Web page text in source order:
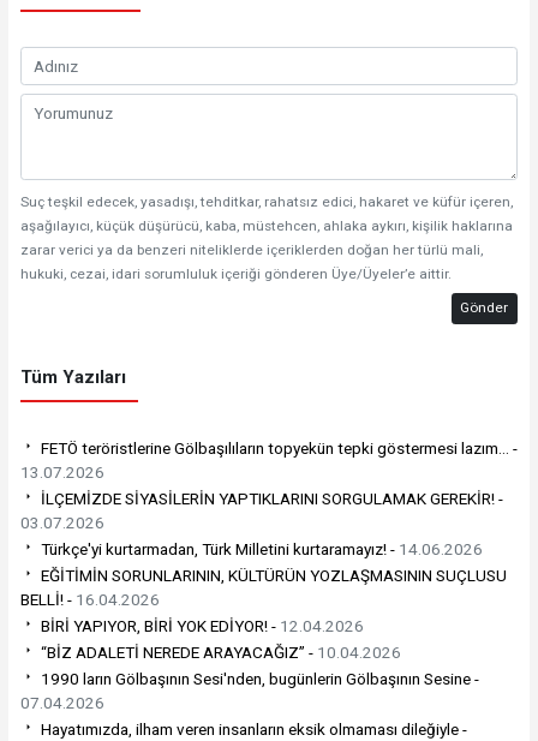
Suç teşkil edecek, yasadışı, tehditkar, rahatsız edici, hakaret ve küfür içeren,
aşağılayıcı, küçük düşürücü, kaba, müstehcen, ahlaka aykırı, kişilik haklarına
zarar verici ya da benzeri niteliklerde içeriklerden doğan her türlü mali,
hukuki, cezai, idari sorumluluk içeriği gönderen Üye/Üyeler’e aittir.
Gönder
Tüm Yazıları
FETÖ teröristlerine Gölbaşılıların topyekün tepki göstermesi lazım… -
13.07.2026
İLÇEMİZDE SİYASİLERİN YAPTIKLARINI SORGULAMAK GEREKİR! -
03.07.2026
Türkçe'yi kurtarmadan, Türk Milletini kurtaramayız! - 14.06.2026
EĞİTİMİN SORUNLARININ, KÜLTÜRÜN YOZLAŞMASININ SUÇLUSU
BELLİ! - 16.04.2026
BİRİ YAPIYOR, BİRİ YOK EDİYOR! - 12.04.2026
“BİZ ADALETİ NEREDE ARAYACAĞIZ” - 10.04.2026
1990 ların Gölbaşının Sesi'nden, bugünlerin Gölbaşının Sesine -
07.04.2026
Hayatımızda, ilham veren insanların eksik olmaması dileğiyle -